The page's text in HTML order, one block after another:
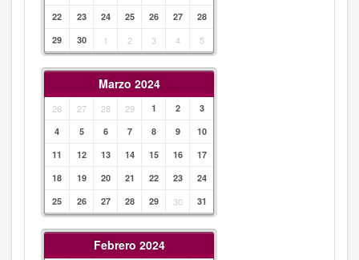
22
23 24 25 26 27
28
29
30 1 2 3 4 5
Marzo 2024
26 27 28 29 1 2
3
4
5 6 7 8 9
10
11
12 13 14 15 16
17
18
19 20 21 22 23
24
25
26 27 28 29 30 31
Febrero 2024